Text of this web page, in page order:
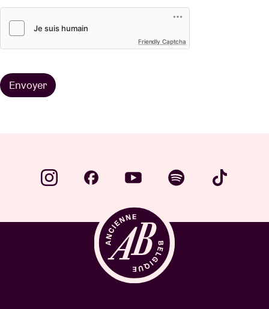
Friendly Captcha
Envoyer